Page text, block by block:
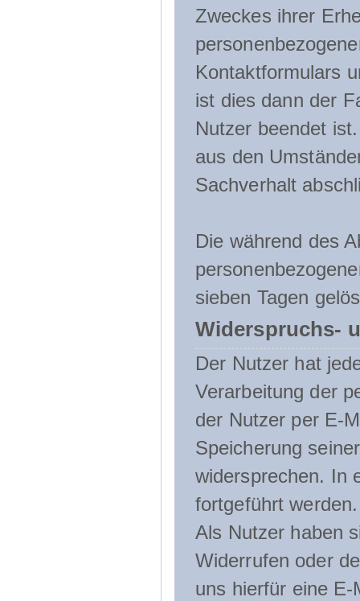
Zweckes ihrer
Kontaktformulars
ist dies dann der
Nutzer beendet
aus den
Sachverhalt
Die während des
sieben Tagen
Widerspruchs-
Der Nutzer hat
Verarbeitung der
der Nutzer per E-
Speicherung
widersprechen. In
fortgeführt werden.
Als Nutzer haben
Widerrufen oder
uns hierfür eine